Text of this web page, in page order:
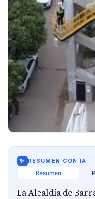
✨ RESUMEN CON IA
Resumen
La Alcaldía de